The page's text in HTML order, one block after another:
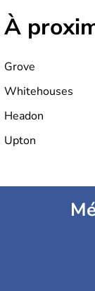
À
Grove
Whitehouses
Headon
Upton